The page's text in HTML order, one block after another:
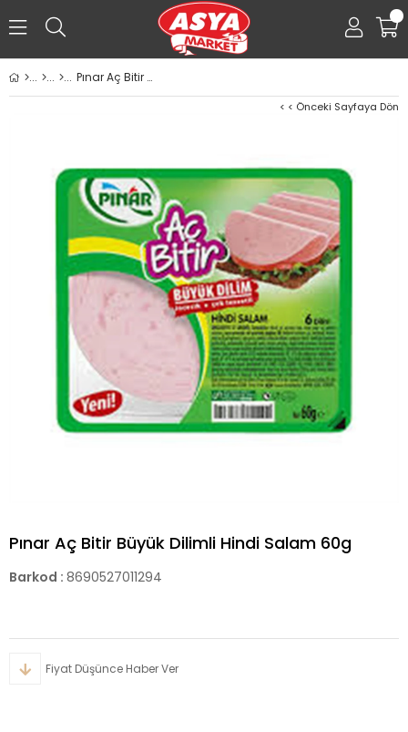
0
Pınar Aç Bitir Büyük Dilimli Hindi Salam 60g
< < Önceki Sayfaya Dön
Pınar Aç Bitir Büyük Dilimli Hindi Salam 60g
Barkod : 8690527011294
Fiyat Düşünce Haber Ver